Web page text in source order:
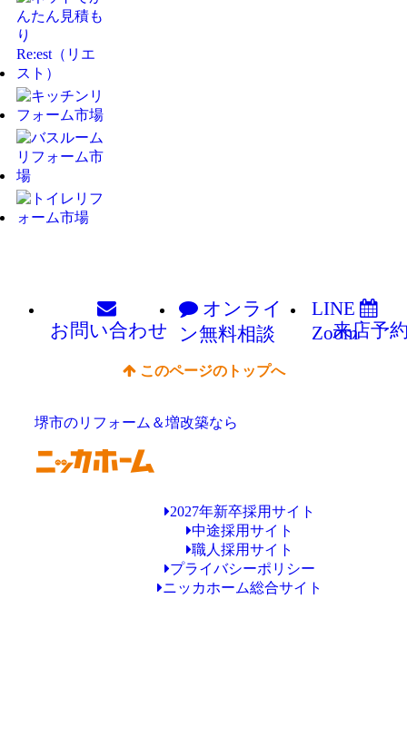
お問い合わせ
オンライ
ン無料相談
LINE
Zoom
来店予
このページのトップへ
堺市のリフォーム＆増改築なら
2027年新卒採用サイト
中途採用サイト
職人採用サイト
プライバシーポリシー
ニッカホーム総合サイト